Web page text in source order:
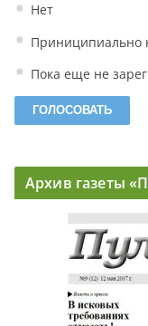
Нет
Приниципиально
Пока еще не
Архив газеты